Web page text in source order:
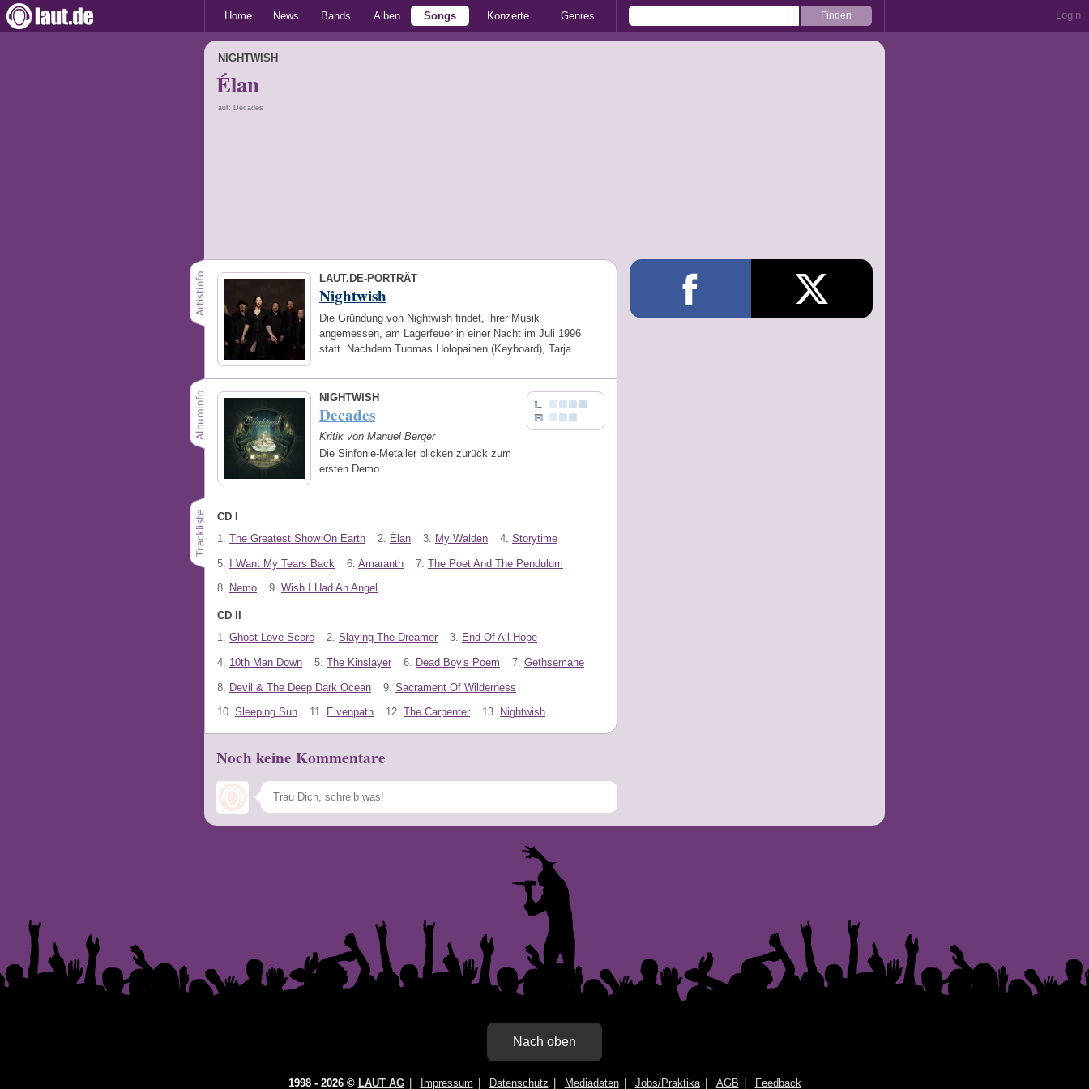
Home News Bands Alben Songs Konzerte Genres Login
NIGHTWISH
Élan
auf: Decades
LAUT.DE-PORTRÄT
Nightwish
Die Gründung von Nightwish findet, ihrer Musik
angemessen, am Lagerfeuer in einer Nacht im Juli 1996
statt. Nachdem Tuomas Holopainen (Keyboard), Tarja …
NIGHTWISH
Decades
Kritik von Manuel Berger
Die Sinfonie-Metaller blicken zurück zum
ersten Demo.
CD I
1. The Greatest Show On Earth 2. Élan 3. My Walden 4. Storytime
5. I Want My Tears Back 6. Amaranth 7. The Poet And The Pendulum
8. Nemo 9. Wish I Had An Angel
CD II
1. Ghost Love Score 2. Slaying The Dreamer 3. End Of All Hope
4. 10th Man Down 5. The Kinslayer 6. Dead Boy's Poem 7. Gethsemane
8. Devil & The Deep Dark Ocean 9. Sacrament Of Wilderness
10. Sleeping Sun 11. Elvenpath 12. The Carpenter 13. Nightwish
Noch keine Kommentare
Speichern
Nach oben
1998 - 2026 © LAUT AG Impressum Datenschutz Mediadaten Jobs/Praktika AGB Feedback